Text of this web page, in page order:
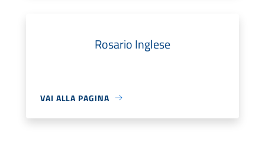
Rosario Inglese
VAI ALLA PAGINA